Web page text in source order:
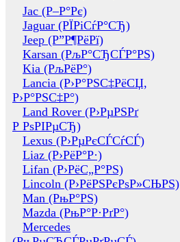
Jac (Р–Р°Рє)
Jaguar (РЇРіСѓР°СЂ)
Jeep (Р”Р¶РёРї)
Karsan (РљР°СЂСЃР°РЅ)
Kia (РљРёР°)
Lancia (Р›Р°РЅС‡РёСЏ,
Р›Р°РЅС‡Р°)
Land Rover (Р›РµРЅРґ
Р РѕРІРµСЂ)
Lexus (Р›РµРєСЃСѓСЃ)
Liaz (Р›РёР°Р·)
Lifan (Р›РёС„Р°РЅ)
Lincoln (Р›РёРЅРєРѕР»СЊРЅ)
Man (РњР°РЅ)
Mazda (РњР°Р·РґР°)
Mercedes